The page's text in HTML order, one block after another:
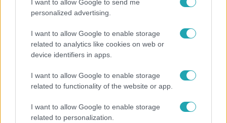
I want to allow Google to send me
personalized advertising.
I want to allow Google to enable storage
related to analytics like cookies on web or
device identifiers in apps.
I want to allow Google to enable storage
related to functionality of the website or app.
I want to allow Google to enable storage
related to personalization.
szakértő elemzi a szupermodell évtizedes